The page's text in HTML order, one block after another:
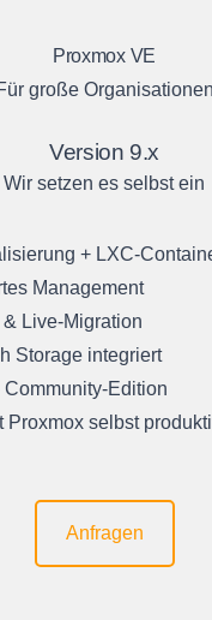
Proxmox VE
große Organisationen
Version 9.x
Wir setzen es selbst ein
+ LXC-
Management
Live-Migration
Storage integriert
Edition
Proxmox selbst
Anfragen